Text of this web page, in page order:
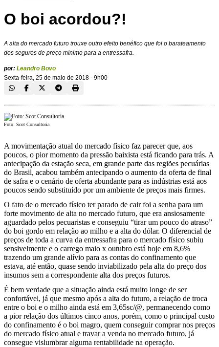
O boi acordou?!
A alta do mercado futuro trouxe outro efeito benéfico que foi o barateamento
dos seguros de preço mínimo para a entressafra.
por: Leandro Bovo
Sexta-feira, 25 de maio de 2018 - 9h00
Foto: Scot Consultoria
A movimentação atual do mercado físico faz parecer que, aos
poucos, o pior momento da pressão baixista está ficando para trás. A
antecipação da estação seca, em grande parte das regiões pecuárias
do Brasil, acabou também antecipando o aumento da oferta de final
de safra e o cenário de oferta abundante para as indústrias está aos
poucos sendo substituído por um ambiente de preços mais firmes.
O fato de o mercado físico ter parado de cair foi a senha para um
forte movimento de alta no mercado futuro, que era ansiosamente
aguardado pelos pecuaristas e conseguiu “tirar um pouco do atraso”
do boi gordo em relação ao milho e a alta do dólar. O diferencial de
preços de toda a curva da entressafra para o mercado físico subiu
sensivelmente e o carrego maio x outubro está hoje em 8,6%
trazendo um grande alívio para as contas do confinamento que
estava, até então, quase sendo inviabilizado pela alta do preço dos
insumos sem a correspondente alta dos preços futuros.
É bem verdade que a situação ainda está muito longe de ser
confortável, já que mesmo após a alta do futuro, a relação de troca
entre o boi e o milho ainda está em 3,65sc/@, permanecendo como
a pior relação dos últimos cinco anos, porém, como o principal custo
do confinamento é o boi magro, quem conseguir comprar nos preços
do mercado físico atual e travar a venda no mercado futuro, já
consegue vislumbrar alguma rentabilidade na operação.